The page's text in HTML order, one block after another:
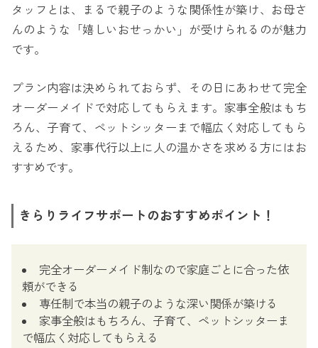
タッフとは、まるで親子のような関係性が築け、お母さ
んのような「嬉しいおせっかい」が受けられるのが魅力
です。
プラン内容は決められておらず、その日にあわせて完全
オーダーメイドで対応してもらえます。家事全般はもち
ろん、子育て、ペットシッターまで幅広く対応してもら
えるため、家事代行以上に人の温かさを求める方にはお
すすめです。
きらりライフサポートのおすすめポイント！
完全オーダーメイド制なので家庭ごとに合った依
頼ができる
専任制で本当の親子のような深い関係が築ける
家事全般はもちろん、子育て、ペットシッターま
で幅広く対応してもらえる